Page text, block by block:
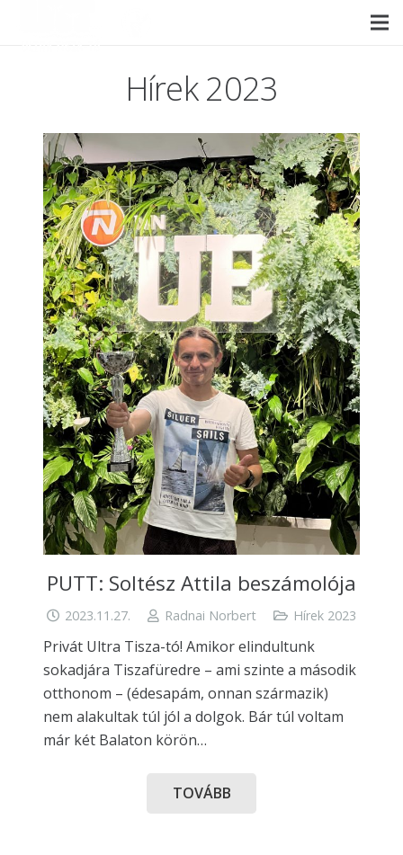
Hírek 2023
PUTT: Soltész Attila beszámolója
2023.11.27. Radnai Norbert Hírek 2023
Privát Ultra Tisza-tó! Amikor elindultunk
sokadjára Tiszafüredre – ami szinte a második
otthonom – (édesapám, onnan származik)
nem alakultak túl jól a dolgok. Bár túl voltam
már két Balaton körön…
TOVÁBB